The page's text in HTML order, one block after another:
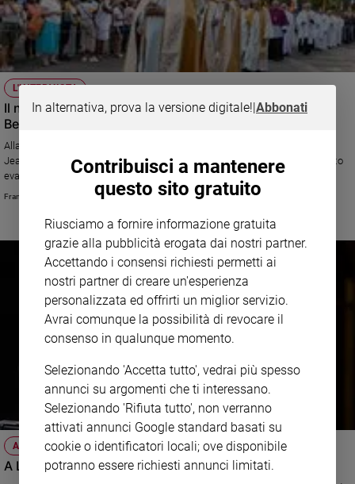
Diversità
e
inclusione
Costume
Cultura
e
spettacoli
Sanremo
2026
Tv
Musica
Genitori
figli
Nonni
Coppia
L'INTERVISTA
Il nuovo vescovo di Lourdes: «Torniamo allo spirito di
Bernadette»
Alla vigilia del 15 agosto, festa della Vergine Assunta, parla monsignor
Jean-Marc Micas, nuovo vescovo di Tarbes e Lourdes: «Ritorno allo spirito
evangelico e abbandono nella Provvidenza: il santuario ha il compito di
convertire la cultura di morte, in cui sono immerse Francia, Europa e parte
François Vayne
ATTUALITÀ
A Lourdes e Loreto la musica si fa preghiera
In alternativa, prova la versione digitale!|Abbonati
Contribuisci a mantenere
questo sito gratuito
Riusciamo a fornire informazione gratuita
grazie alla pubblicità erogata dai nostri partner.
Accettando i consensi richiesti permetti ai
nostri partner di creare un'esperienza
personalizzata ed offrirti un miglior servizio.
Avrai comunque la possibilità di revocare il
consenso in qualunque momento.
Selezionando 'Accetta tutto', vedrai più spesso
annunci su argomenti che ti interessano.
Selezionando 'Rifiuta tutto', non verranno
attivati annunci Google standard basati su
cookie o identificatori locali; ove disponibile
potranno essere richiesti annunci limitati.